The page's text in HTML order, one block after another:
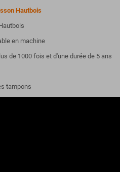
Hautbois
en machine
de 1000 fois et d'une durée de 5 ans
tampons